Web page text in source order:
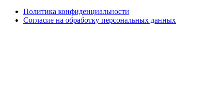
Политика конфиденциальности
Согласие на обработку персональных данных